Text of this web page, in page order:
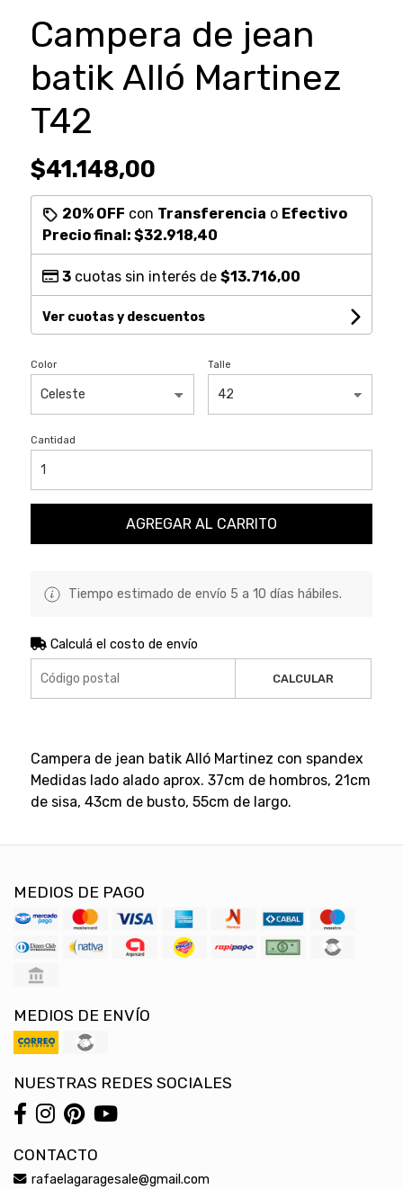
Campera de jean
batik Alló Martinez
T42
$41.148,00
20% OFF con Transferencia o Efectivo
Precio final: $32.918,40
3cuotas sin interés de $13.716,00
Ver cuotas y descuentos
Color Talle
Cantidad
AGREGAR AL CARRITO
Tiempo estimado de envío 5 a 10 días hábiles.
Calculá el costo de envío
CALCULAR
Campera de jean batik Alló Martinez con spandex
Medidas lado alado aprox. 37cm de hombros, 21cm
de sisa, 43cm de busto, 55cm de largo.
MEDIOS DE PAGO
MEDIOS DE ENVÍO
NUESTRAS REDES SOCIALES
CONTACTO
rafaelagaragesale@gmail.com